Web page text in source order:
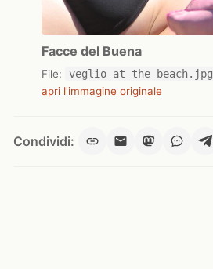
Facce del Buena
File: veglio-at-the-beach.jpg
apri l'immagine originale
Condividi: